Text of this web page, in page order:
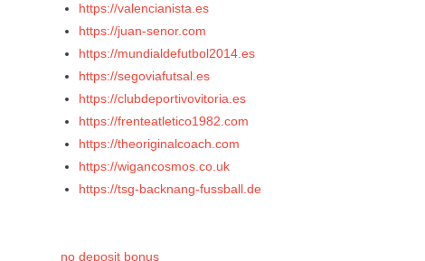
https://valencianista.es
https://juan-senor.com
https://mundialdefutbol2014.es
https://segoviafutsal.es
https://clubdeportivovitoria.es
https://frenteatletico1982.com
https://theoriginalcoach.com
https://wigancosmos.co.uk
https://tsg-backnang-fussball.de
no deposit bonus